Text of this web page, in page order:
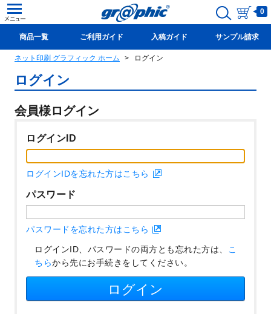
0
商品一覧 ご利用ガイド 入稿ガイド サンプル請求
新規会員登録(無料)
ネット印刷 グラフィック ホーム ログイン
ログイン
会員様ログイン
ログインID
ログインIDを忘れた方はこちら
パスワード
パスワードを忘れた方はこちら
ログインID、パスワードの両方とも忘れた方は、 こ
ちらから先にお手続きをしてください。
ログイン